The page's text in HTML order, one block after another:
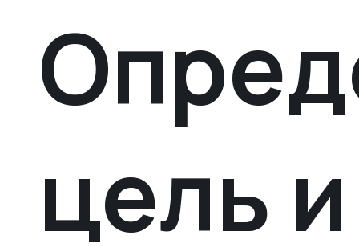
цель и